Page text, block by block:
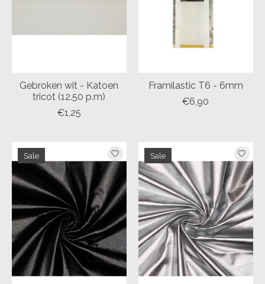
Gebroken wit - Katoen
tricot (12.50 p.m)
€1,25
Framilastic T6 - 6mm
€6,90
Sale Sale